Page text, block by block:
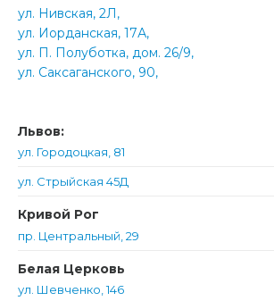
ул. Нивская, 2Л,
ул. Иорданская, 17А,
ул. П. Полуботка, дом. 26/9,
ул. Саксаганского, 90,
Львов:
ул. Городоцкая, 81
ул. Стрыйская 45Д
Кривой Рог
пр. Центральный, 29
Белая Церковь
ул. Шевченко, 146